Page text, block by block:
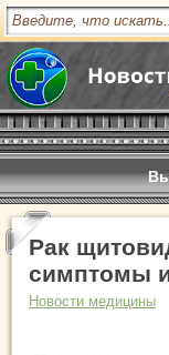
Рак
симптомы
Новости медицины